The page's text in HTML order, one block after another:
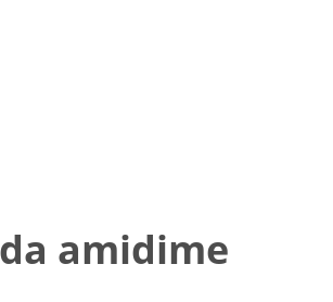
amidime